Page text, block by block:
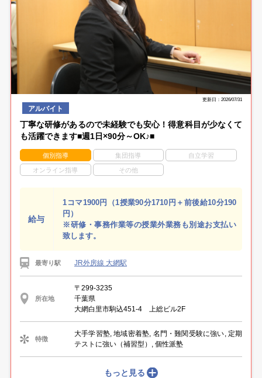
更新日：2026/07/31
アルバイト
丁寧な研修があるので未経験でも安心！得意科目が少なくて
も活躍できます■週1日×90分～OK♪■
個別指導 集団指導 自立学習
オンライン指導 その他
給与
1コマ1900円（1授業90分1710円＋前後給10分190
円）
※研修・事務作業等の授業外業務も別途お支払い
致します。
最寄り駅 JR外房線 大網駅
所在地
〒299-3235
千葉県
大網白里市駒込451-4 上総ビル2F
特徴
大手学習塾, 地域密着塾, 名門・難関受験に強い, 定期
テストに強い（補習型）, 個性派塾
もっと見る